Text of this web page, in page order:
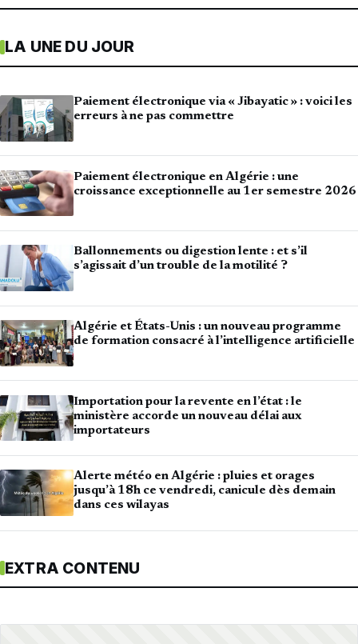
LA UNE DU JOUR
Paiement électronique via « Jibayatic » : voici les
erreurs à ne pas commettre
Paiement électronique en Algérie : une
croissance exceptionnelle au 1er semestre 2026
Ballonnements ou digestion lente : et s’il
s’agissait d’un trouble de la motilité ?
Algérie et États-Unis : un nouveau programme
de formation consacré à l’intelligence artificielle
Importation pour la revente en l’état : le
ministère accorde un nouveau délai aux
importateurs
Alerte météo en Algérie : pluies et orages
jusqu’à 18h ce vendredi, canicule dès demain
dans ces wilayas
EXTRA CONTENU